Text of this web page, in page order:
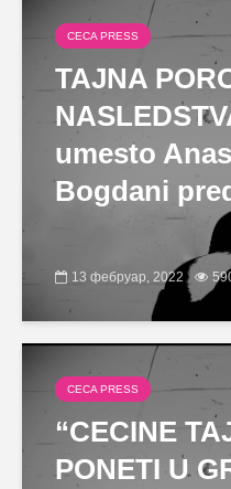
CECA PRESS
TAJNA
umesto
Bogdani
13 фебруар, 2022
CECA PRESS
“CECINE
PONETI U